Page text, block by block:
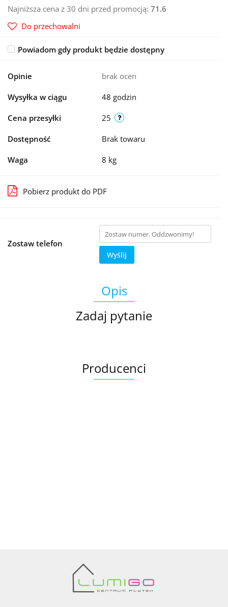
Najniższa cena z 30 dni przed promocją: 71.6
Do przechowalni
Powiadom gdy produkt będzie dostępny
Opinie brak ocen
Wysyłka w ciągu 48 godzin
Cena przesyłki 25
Dostępność Brak towaru
Waga 8 kg
Pobierz produkt do PDF
Zostaw telefon
Wyślij
Opis
Zadaj pytanie
Producenci
Barwolf